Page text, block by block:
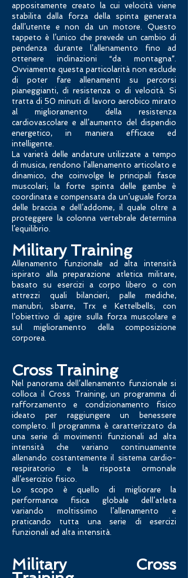
appositamente creato la cui velocità viene
stabilita dalla forza della spinta generata
dall’utente e non da un motore. Questo
tappeto è l’unico che prevede un cambio di
pendenza durante l’allenamento fino ad
ottenere inclinazioni “da montagna”.
Ovviamente questa particolarità non esclude
di poter fare allenamenti su percorsi
pianeggianti, di resistenza o di velocità. Si
tratta di 50 minuti di lavoro aerobico mirato
al miglioramento della resistenza
cardiovascolare e all’aumento del dispendio
energetico, in maniera efficace ed
intelligente.
La varietà delle andature utilizzate a tempo
di musica, rendono l’allenamento articolato e
dinamico, che coinvolge le principali fasce
muscolari; la forte spinta delle gambe è
coordinata e compensata da un’uguale forza
delle braccia e dell’addome, il quale oltre a
proteggere la colonna vertebrale determina
l’equilibrio.
Military Training
Allenamento funzionale ad alta intensità
ispirato alla preparazione atletica militare,
basato su esercizi a corpo libero o con
attrezzi quali bilancieri, palle mediche,
manubri, sbarre, Trx e Kettelbells; con
l’obiettivo di agire sulla forza muscolare e
sul miglioramento della composizione
corporea.
Cross Training
Nel panorama dell’allenamento funzionale si
colloca il Cross Training, un programma di
rafforzamento e condizionamento fisico
ideato per raggiungere un benessere
completo. Il programma è caratterizzato da
una serie di movimenti funzionali ad alta
intensità che variano continuamente
allenando costantemente il sistema cardio-
respiratorio e la risposta ormonale
all’esercizio fisico.
Lo scopo è quello di migliorare la
performance fisica globale dell’atleta
variando moltissimo l’allenamento e
praticando tutta una serie di esercizi
funzionali ad alta intensità.
Military Cross